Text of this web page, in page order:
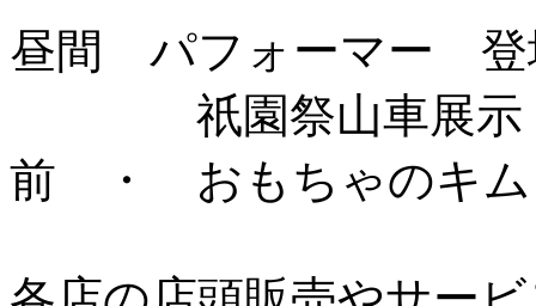
昼間 パフォーマー 登
祇園祭山車展示
前 ・ おもちゃのキ